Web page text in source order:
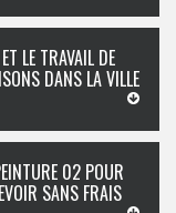
LE TRAVAIL DE
DANS LA VILLE
02 POUR
SANS FRAIS